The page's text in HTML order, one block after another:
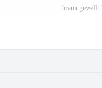
braun gewellt